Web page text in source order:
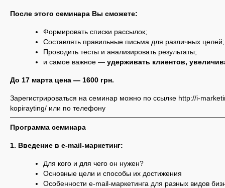
После этого семинара Вы сможете:
Формировать списки рассылок;
Составлять правильные письма для различных целей;
Проводить тесты и анализировать результаты;
и самое важное — удерживать клиентов,
До 17 марта цена — 1600 грн.
Зарегистрироваться на семинар можно по ссылке http://i-
kopirayting/ или по телефону
Программа семинара
1. Введение в e-mail-маркетинг:
Для кого и для чего он нужен?
Основные цели и способы их достижения
Особенности e-mail-маркетинга для разных видов